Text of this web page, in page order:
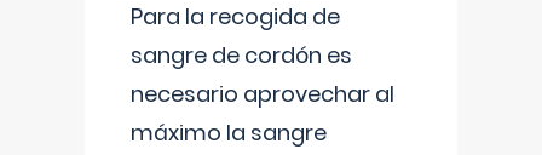
Para la recogida de
sangre de cordón es
necesario aprovechar al
máximo la sangre